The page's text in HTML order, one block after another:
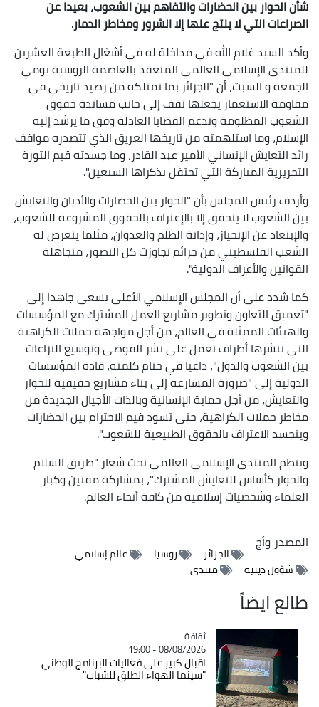
شأن الحوار بين الحضارات والتفاهم بين الشعوب، بعيدا عن
الصراعات التي لا ينتج عنها إلا الشرور ومخاطر الدمار.
وأكد السيد غلام الله في مداخلة له في أشغال الطبعة العشرين
للمنتدى الإسلامي العالمي المنعقد بالعاصمة الروسية يومي
الجمعة و السبت، أن "الجزائر بما تمتلكه من رصيد تاريخي في
مقاومة الاستعمار يجعلها تقف إلى جانب مساندة حقوق
الشعوب المظلومة وتدعم القضايا العادلة وفق ما يرشد إليه
الإسلام، وما استلهمته من تاريخها العريق الذي تتصدره مواقف
رائد التعايش الإنساني الأمير عبد القادر، وما جسدته قيم الثورة
التحريرية المباركة التي تحتفل بذكراها السبعين".
وأردف رئيس المجلس بأن "الحوار بين الحضارات والأديان والتعايش
بين الشعوب لا يتحقق إلا بالإعتراف بالحقوق المشروعة للشعوب،
والإبتعاد عن الإنحياز، وإدانة الظلم والعدوان، مثلما يتعرض له
الشعب الفلسطيني من جرائم تجاوزت كل التصور، متجاهلة
القوانين والأعراف الدولية".
كما شدد على أن المجلس الإسلامي الأعلى يسعى جاهدا إلى
"تعميق التعاون وتطوير مشاريع العمل المشترك مع المؤسسات
والهيئات الممثلة في العالم، من أجل مواجهة حملات الكراهية
التي تنشرها أطراف تعمل على نشر الفوضى وتوسيع النزاعات
بين الشعوب والدول"، داعيا في ختام كلمته، قادة المؤسسات
الدولية إلى "ضرورة المسارعة إلى بناء مشاريع حقيقية للحوار
والتعايش، من أجل حماية الإنسانية وبالذات الأجيال الجديدة من
مخاطر حملات الكراهية، حتى تسود قيم الاحترام بين الحضارات
ويتجسد الاعتراف بالحقوق الطبيعية للشعوب".
وينظم المنتدى الإسلامي العالمي تحت شعار "طريق السلام
والحوار كأساس للتعايش المشترك"، بمشاركة مفتين وكبار
العلماء وشخصيات إسلامية من كافة أنحاء العالم.
المصدروأج
الجزائر روسيا
عالم إسلامي
شؤون دينية
منتدى
طالع ايضاً
Catégorie
ثقافة
08/08/2026 - 19:00
اقبال كبير على فعاليات البرنامج الوطني
"سينما الهواء الطلق للشباب"